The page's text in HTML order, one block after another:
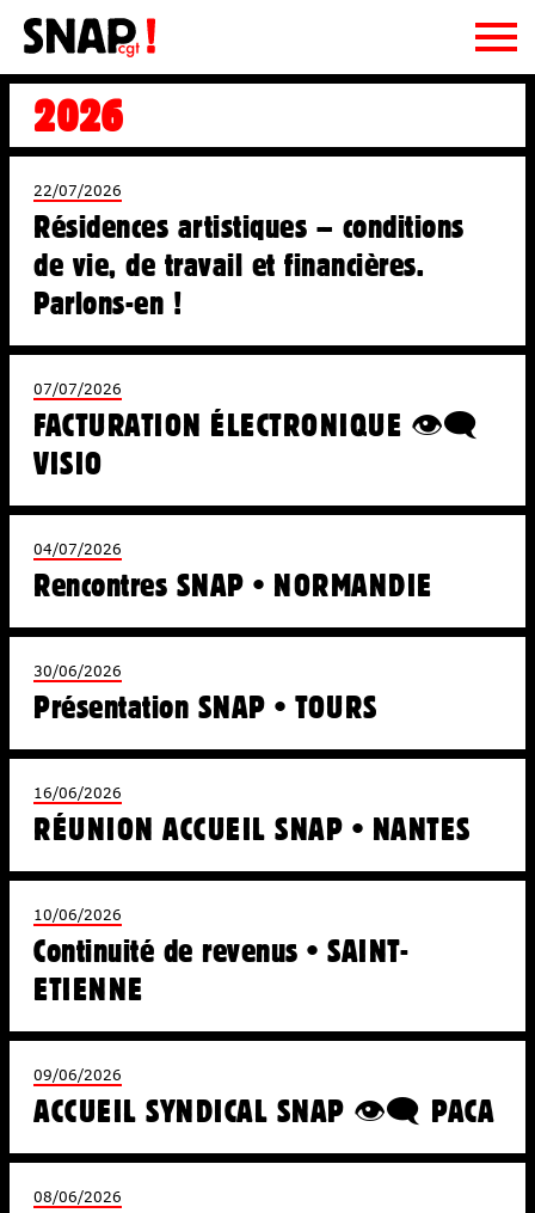
Le SNAP CGT
le SNAP CGT, c'est quoi ?
On fait quoi ?
La CE et le Bureau
La CGT
Syndi-quoi ?
Régions
Adhésion
Ressources
Publications
Podcasts
Fiches pratiques
Document d'orientation
Liens utiles
Archives
Contact
Newsletter
Actualités
Communiqués
Droits sociaux
Fiscalité
Ateliers
Écoles d’art
2026
22/07/2026
Résidences artistiques – conditions
de vie, de travail et financières.
Parlons-en !
07/07/2026
FACTURATION ÉLECTRONIQUE 👁️‍🗨️
VISIO
04/07/2026
Rencontres SNAP • NORMANDIE
30/06/2026
Présentation SNAP • TOURS
16/06/2026
RÉUNION ACCUEIL SNAP • NANTES
10/06/2026
Continuité de revenus • SAINT-
ETIENNE
09/06/2026
ACCUEIL SYNDICAL SNAP 👁️‍🗨️ PACA
08/06/2026